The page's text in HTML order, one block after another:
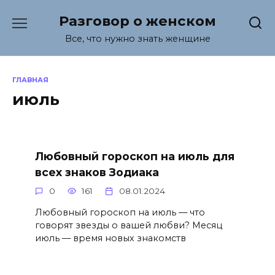
содержанию
Разговор о женском
Все, что нужно знать женщине
ГЛАВНАЯ
июль
Любовный гороскоп на июль для
всех знаков Зодиака
0 161 08.01.2024
Любовный гороскоп на июль — что
говорят звезды о вашей любви? Месяц
июль — время новых знакомств